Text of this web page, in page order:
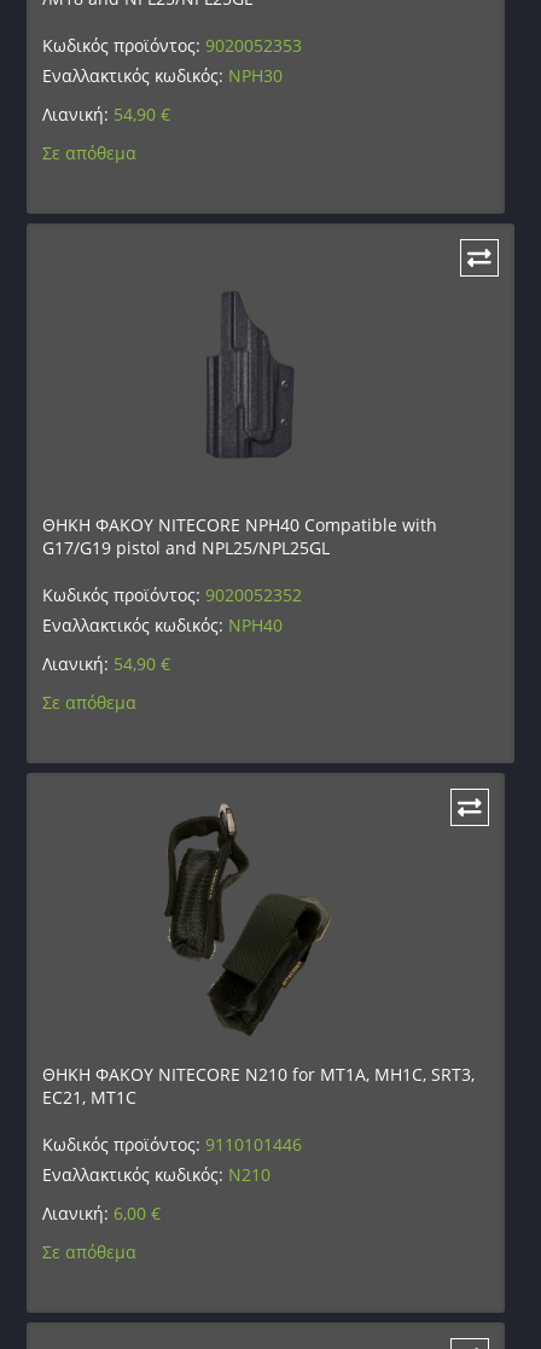
Κωδικός προϊόντος:9020052353
Εναλλακτικός κωδικός: NPH30
Λιανική: 54,90€
Σε απόθεμα
ΘΗΚΗ ΦΑΚΟΥ NITECORE NPH40 Compatible with
G17/G19 pistol and NPL25/NPL25GL
Κωδικός προϊόντος:9020052352
Εναλλακτικός κωδικός: NPH40
Λιανική: 54,90€
Σε απόθεμα
ΘΗΚΗ ΦΑΚΟΥ NITECORE N210 for MT1A, MH1C, SRT3,
EC21, MT1C
Κωδικός προϊόντος:9110101446
Εναλλακτικός κωδικός: N210
Λιανική: 6,00€
Σε απόθεμα